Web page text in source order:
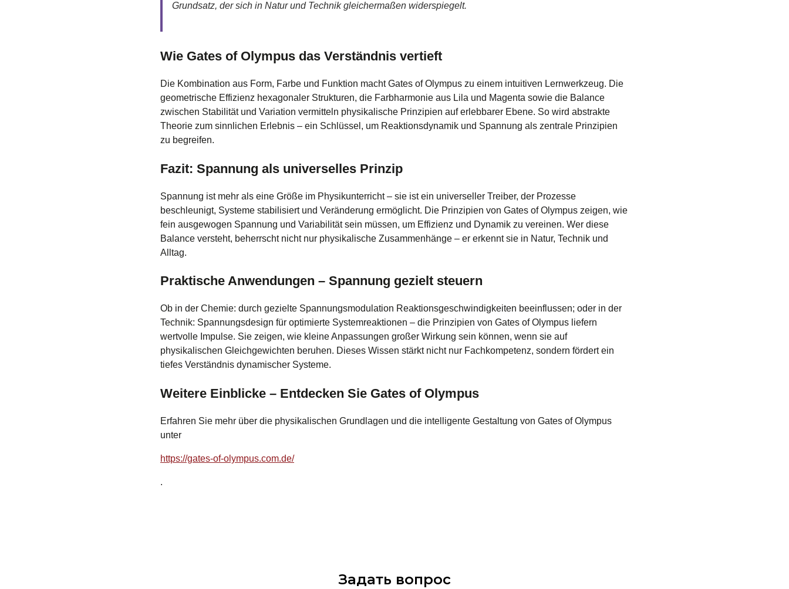
Grundsatz, der sich in Natur und Technik gleichermaßen widerspiegelt.
Wie Gates of Olympus das Verständnis vertieft
Die Kombination aus Form, Farbe und Funktion macht Gates of Olympus zu einem intuitiven Lernwerkzeug. Die
geometrische Effizienz hexagonaler Strukturen, die Farbharmonie aus Lila und Magenta sowie die Balance
zwischen Stabilität und Variation vermitteln physikalische Prinzipien auf erlebbarer Ebene. So wird abstrakte
Theorie zum sinnlichen Erlebnis – ein Schlüssel, um Reaktionsdynamik und Spannung als zentrale Prinzipien
zu begreifen.
Fazit: Spannung als universelles Prinzip
Spannung ist mehr als eine Größe im Physikunterricht – sie ist ein universeller Treiber, der Prozesse
beschleunigt, Systeme stabilisiert und Veränderung ermöglicht. Die Prinzipien von Gates of Olympus zeigen, wie
fein ausgewogen Spannung und Variabilität sein müssen, um Effizienz und Dynamik zu vereinen. Wer diese
Balance versteht, beherrscht nicht nur physikalische Zusammenhänge – er erkennt sie in Natur, Technik und
Alltag.
Praktische Anwendungen – Spannung gezielt steuern
Ob in der Chemie: durch gezielte Spannungsmodulation Reaktionsgeschwindigkeiten beeinflussen; oder in der
Technik: Spannungsdesign für optimierte Systemreaktionen – die Prinzipien von Gates of Olympus liefern
wertvolle Impulse. Sie zeigen, wie kleine Anpassungen großer Wirkung sein können, wenn sie auf
physikalischen Gleichgewichten beruhen. Dieses Wissen stärkt nicht nur Fachkompetenz, sondern fördert ein
tiefes Verständnis dynamischer Systeme.
Weitere Einblicke – Entdecken Sie Gates of Olympus
Erfahren Sie mehr über die physikalischen Grundlagen und die intelligente Gestaltung von Gates of Olympus
unter
https://gates-of-olympus.com.de/
.
Задать вопрос